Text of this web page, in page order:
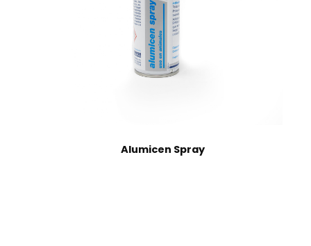
Alumicen Spray